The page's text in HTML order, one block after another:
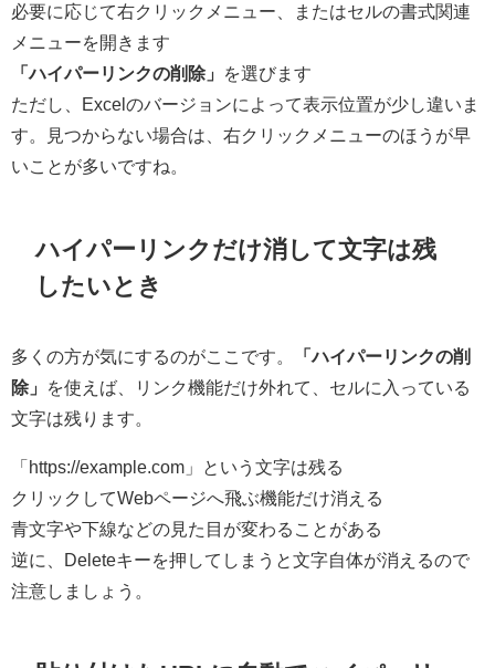
必要に応じて右クリックメニュー、またはセルの書式関連
メニューを開きます
「ハイパーリンクの削除」
を選びます
ただし、Excelのバージョンによって表示位置が少し違いま
す。見つからない場合は、右クリックメニューのほうが早
いことが多いですね。
ハイパーリンクだけ消して文字は残
したいとき
多くの方が気にするのがここです。
「ハイパーリンクの削
除」
を使えば、リンク機能だけ外れて、セルに入っている
文字は残ります。
「https://example.com」という文字は残る
クリックしてWebページへ飛ぶ機能だけ消える
青文字や下線などの見た目が変わることがある
逆に、Deleteキーを押してしまうと文字自体が消えるので
注意しましょう。